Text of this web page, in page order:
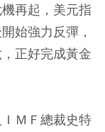
再起，美元指
始強力反彈，
正好完成黃金
ＭＦ總裁史特